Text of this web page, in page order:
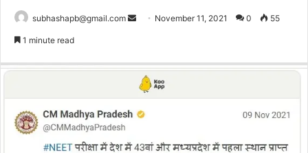
subhashapb@gmail.com
Send November 11, 2021 0 55
1 minute read